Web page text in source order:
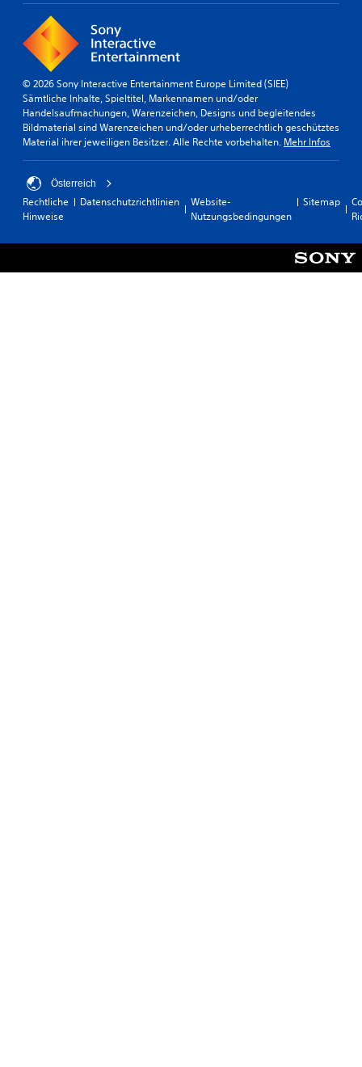
© 2026 Sony Interactive Entertainment Europe Limited (SIEE)
Sämtliche Inhalte, Spieltitel, Markennamen und/oder
Handelsaufmachungen, Warenzeichen, Designs und begleitendes
Bildmaterial sind Warenzeichen und/oder urheberrechtlich geschütztes
Material ihrer jeweiligen Besitzer. Alle Rechte vorbehalten. Mehr Infos
Österreich
Rechtliche
Hinweise
Datenschutzrichtlinien
Website-
Nutzungsbedingungen
Sitemap